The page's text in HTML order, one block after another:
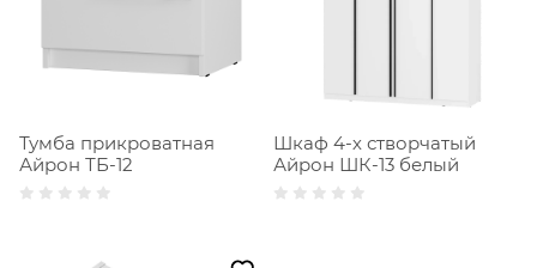
Тумба прикроватная
Айрон ТБ-12
Шкаф 4-х створчатый
Айрон ШК-13 белый